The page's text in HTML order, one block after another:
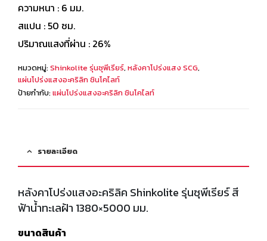
ความหนา : 6 มม.
สแปน : 50 ซม.
ปริมาณแสงที่ผ่าน : 26%
หมวดหมู่:Shinkolite รุ่นซุพีเรียร์, หลังคาโปร่งแสง SCG,
แผ่นโปร่งแสงอะคริลิก ชินโคไลท์
ป้ายกำกับ:แผ่นโปร่งแสงอะคริลิก ชินโคไลท์
รายละเอียด
หลังคาโปร่งแสงอะคริลิค Shinkolite รุ่นซุพีเรียร์ สี
ฟ้าน้ำทะเลฝ้า 1380×5000 มม.
ขนาดสินค้า